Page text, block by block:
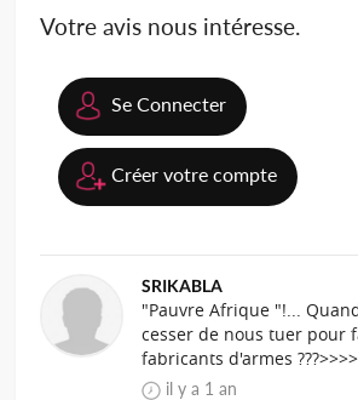
Votre avis nous intéresse.
Se Connecter
Créer votre compte
SRIKABLA
"Pauvre Afrique "!...
cesser de nous tuer pour
fabricants d'armes ???>>>>
il y a 1 an